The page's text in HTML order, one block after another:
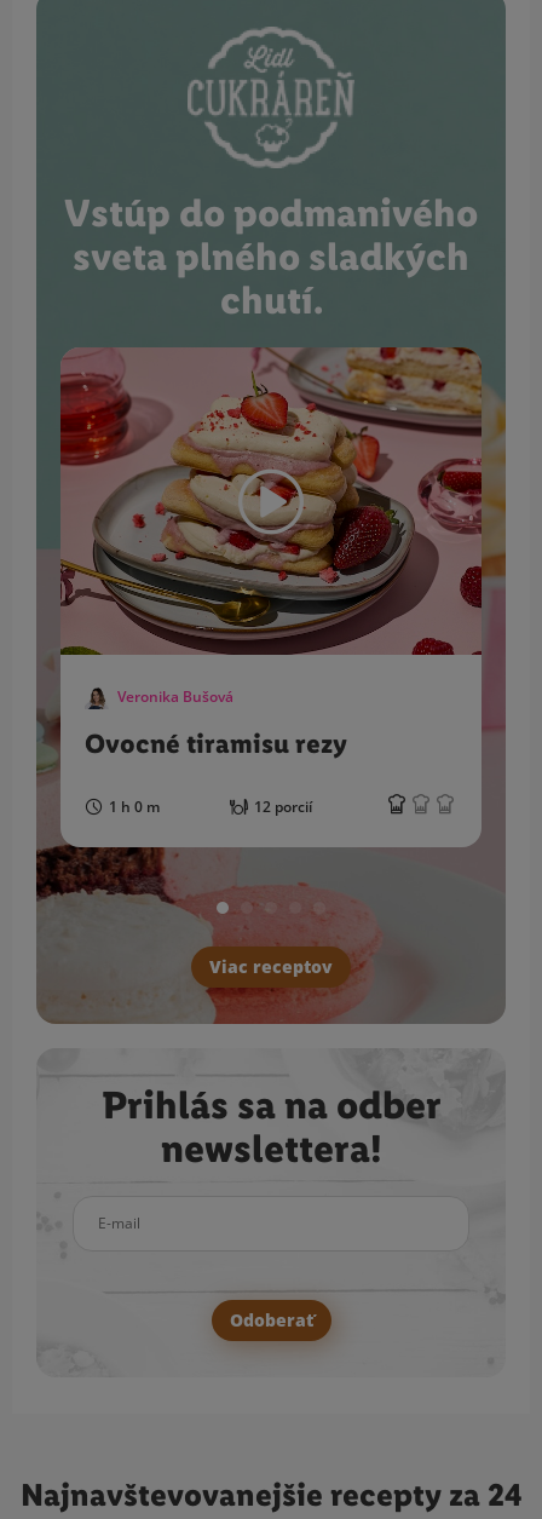
Vstúp do podmanivého
sveta plného sladkých
chutí.
Veronika Bušová
Ovocné tiramisu rezy
1 h 0 m 12 porcií
Viac receptov
Prihlás sa na odber
newslettera!
Odoberať
Najnavštevovanejšie recepty za 24